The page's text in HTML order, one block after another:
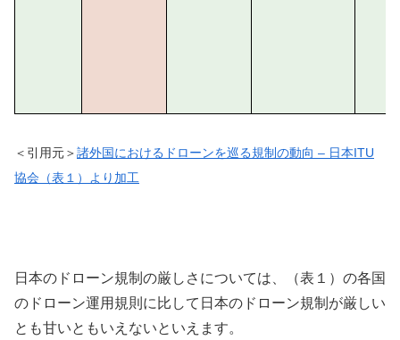
＜引用元＞諸外国におけるドローンを巡る規制の動向 – 日本ITU
協会（表１）より加工
日本のドローン規制の厳しさについては、（表１）の各国
のドローン運用規則に比して日本のドローン規制が厳しい
とも甘いともいえないといえます。